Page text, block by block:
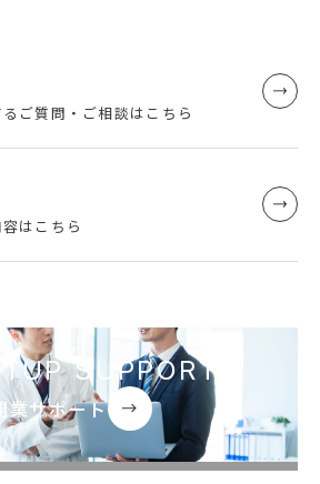
ご質問・ご相談はこちら
はこちら
SUPPORT
業サポート